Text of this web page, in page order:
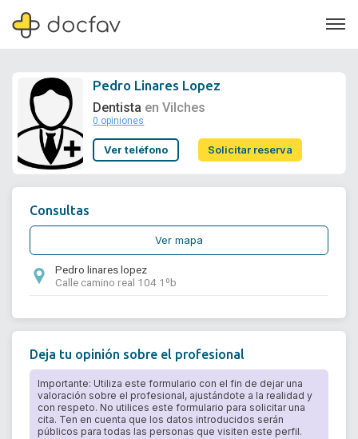
Soporte
Pedro Linares Lopez
Dentista en Vilches
0 opiniones
Ver teléfono Solicitar reserva
Consultas
Ver mapa
Pedro linares lopez
Calle camino real 104 1ºb
Deja tu opinión sobre el profesional
Importante: Utiliza este formulario con el fin de dejar una
valoración sobre el profesional, ajustándote a la realidad y
con respeto. No utilices este formulario para solicitar una
cita. Ten en cuenta que los datos introducidos serán
públicos para todas las personas que visiten este perfil.